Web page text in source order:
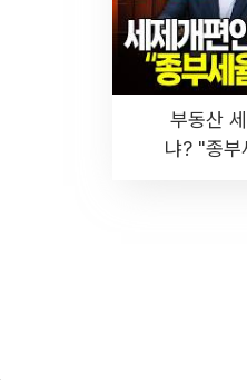
부동산
냐? "종부